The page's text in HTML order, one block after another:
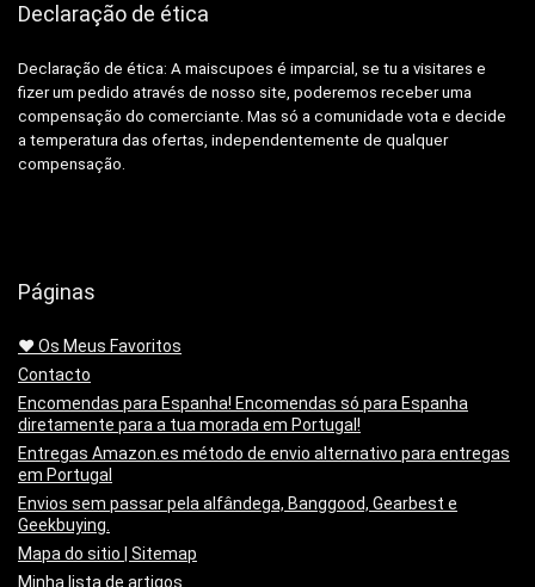
Declaração de ética
Declaração de ética: A maiscupoes é imparcial, se tu a visitares e
fizer um pedido através de nosso site, poderemos receber uma
compensação do comerciante. Mas só a comunidade vota e decide
a temperatura das ofertas, independentemente de qualquer
compensação.
Páginas
❤️ Os Meus Favoritos
Contacto
Encomendas para Espanha! Encomendas só para Espanha
diretamente para a tua morada em Portugal!
Entregas Amazon.es método de envio alternativo para entregas
em Portugal
Envios sem passar pela alfândega, Banggood, Gearbest e
Geekbuying.
Mapa do sitio | Sitemap
Minha lista de artigos